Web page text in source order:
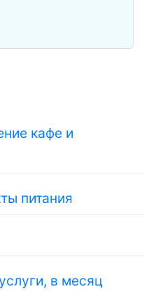
кафе и
питания
в месяц